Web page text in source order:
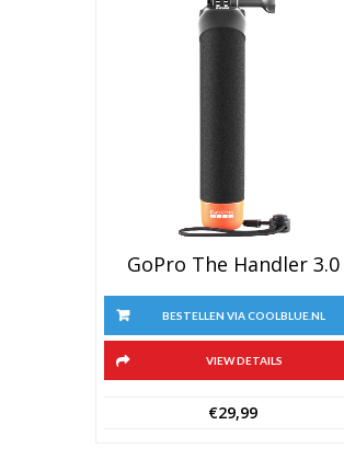
GoPro The Handler 3.0
BESTELLEN VIA COOLBLUE.NL
VIEW DETAILS
€29,99